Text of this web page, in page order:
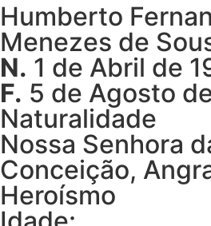
Humberto
Menezes de
N. 1 de Abril de
F. 5 de Agosto
Naturalidade
Nossa Senhora
Conceição,
Heroísmo